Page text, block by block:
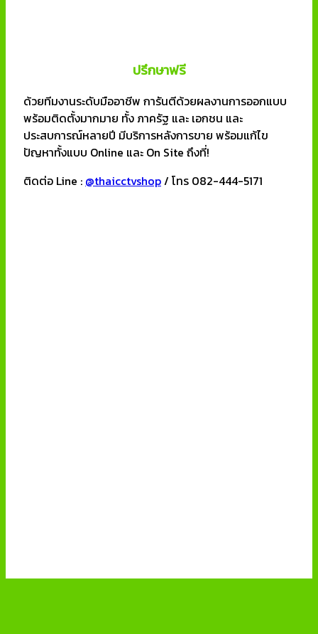
ปรึกษาฟรี
ด้วยทีมงานระดับมืออาชีพ การันตีด้วยผลงานการออกแบบ
พร้อมติดตั้งมากมาย ทั้ง ภาครัฐ และ เอกชน และ
ประสบการณ์หลายปี มีบริการหลังการขาย พร้อมแก้ไข
ปัญหาทั้งแบบ Online และ On Site ถึงที่!
ติดต่อ Line : @thaicctvshop/ โทร 082-444-5171